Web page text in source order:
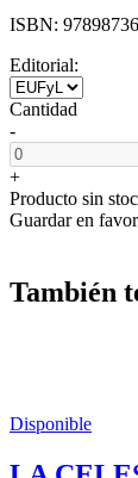
ISBN:
Editorial:
Cantidad
-
+
Producto sin
Guardar en
También
Disponible